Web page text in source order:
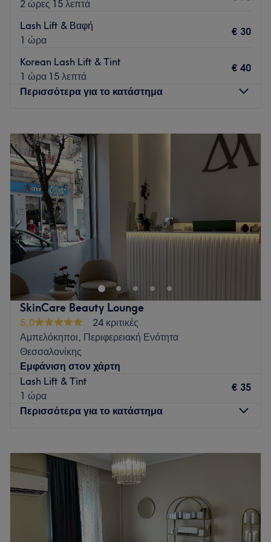
2 ώρες 15 λεπτά
Lash Lift & Βαφή
1 ώρα
€ 30
Korean Lash Lift & Tint
1 ώρα 15 λεπτά
€ 40
Περισσότερα για το κατάστημα
Τρίτη
21:00
Τετάρτη
–21:00
Πέμπτη
12:00–21:00
Παρασκευή
Σάββατο
Κυριακή
ΔΕΝ ΕΞΥΠΗΡΕΤΟΥΜΕ ΑΤΟΜΑ ΚΑΤΩ ΤΩΝ 18 ΕΤΩΝ ΓΙΑ
ΤΙΣ ΥΠΗΡΕΣΙΕΣ ΜΑΣ
Στο Queen Up στον Εύοσμο παρέχουμε εξειδικευμένες
υπηρεσίες ομορφιάς, όπως lash extensions, lash lift, brow
lamination και επαγγελματικό μακιγιάζ, με έμφαση στη
λεπτομέρεια, την ασφάλεια και την υψηλή ποιότητα των
υλικών. Κάθε εφαρμογή προσφέρει αποτέλεσμα που
αναδεικνύει τη φυσική σας ομορφιά, με επαγγελματισμό και
πολυτέλεια.
SkinCare Beauty Lounge
5,0
24 κριτικές
Αμπελόκηποι, Περιφερειακή Ενότητα
Θεσσαλονίκης
Εμφάνιση στον χάρτη
Lash Lift & Tint
1 ώρα
€ 35
Περισσότερα για το κατάστημα
Τρίτη
10:00
Τετάρτη
Πέμπτη
10:00–
Σάββατο
10:00– 14:00
Κυριακή
Κλειστό